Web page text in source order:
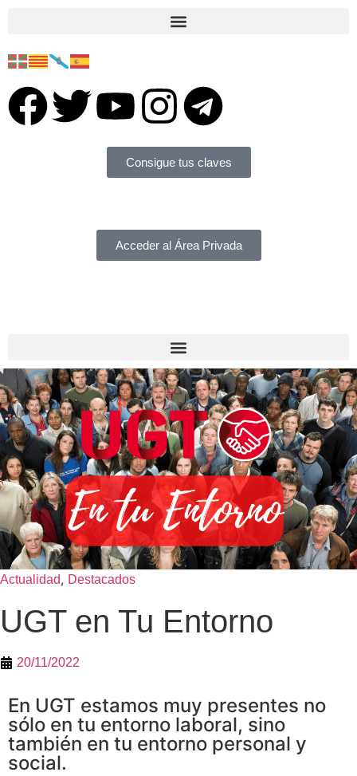
Consigue tus claves
Acceder al Área Privada
Actualidad, Destacados
UGT en Tu Entorno
20/11/2022
En UGT estamos muy presentes no
sólo en tu entorno laboral, sino
también en tu entorno personal y
social.